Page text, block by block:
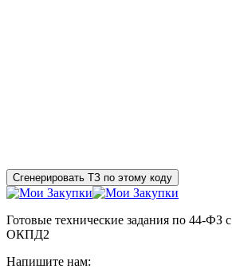
Сгенерировать ТЗ по этому коду
Готовые технические задания по 44-ФЗ
ОКПД2
Напишите нам: